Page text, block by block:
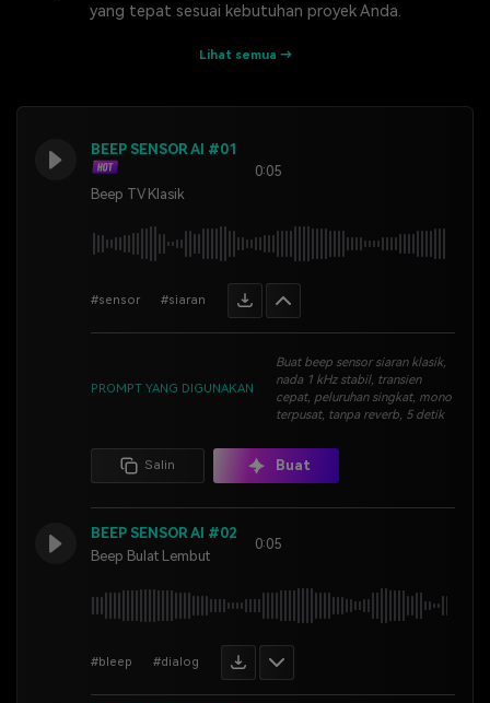
yang tepat sesuai kebutuhan proyek Anda.
Lihat semua →
BEEP SENSOR AI #01
Beep TV Klasik
0:05
#sensor #siaran
PROMPT YANG DIGUNAKAN
Buat beep sensor siaran klasik,
nada 1 kHz stabil, transien
cepat, peluruhan singkat, mono
terpusat, tanpa reverb, 5 detik
Salin Buat
BEEP SENSOR AI #02
Beep Bulat Lembut
0:05
#bleep #dialog